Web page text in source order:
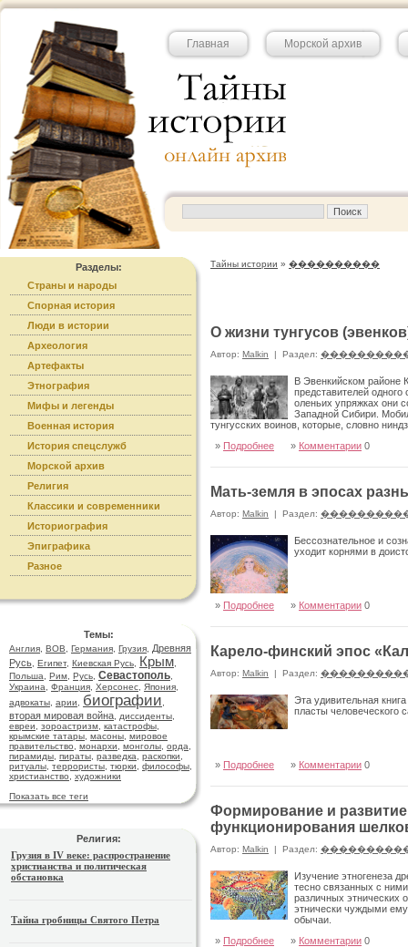
Главная Морской архив
Разделы:
Страны и народы
Спорная история
Люди в истории
Археология
Артефакты
Этнография
Мифы и легенды
Военная история
История спецслужб
Морской архив
Религия
Классики и современники
Историография
Эпиграфика
Разное
Темы:
Англия ВОВ Германия Грузия
Древняя
Русь Египет, Киевская Русь Крым
Польша
Рим Русь Севастополь
Украина
Франция Херсонес Япония
адвокаты арии биографии
вторая мировая война диссиденты
евреи
зороастризм катастрофы
крымские татары масоны мировое
правительство
монархи монголы орда
пирамиды пираты разведка раскопки
ритуалы террористы тюрки философы
христианство
художники
Показать все теги
Религия:
Грузия в IV веке: распространение
христианства и политическая
обстановка
Тайна гробницы Святого Петра
Тайны истории » ����������
О жизни тунгусов
Автор: Malkin | Раздел:
В Эвенкийском районе
представителей
оленьих упряжках они
Западной Сибири.
тунгусских воинов, которые, словно
» Подробнее » Комментарии 0
Мать-земля в эпосах
Автор: Malkin | Раздел:
Бессознательное и
уходит корнями в
» Подробнее » Комментарии 0
Карело-финский эпос
Автор: Malkin | Раздел:
Эта удивительная
пласты человеческого
» Подробнее » Комментарии 0
Формирование и
функционирования
Автор: Malkin | Раздел:
Изучение этногенеза
тесно связанных с
различных этни­ческих
этнически чуждыми
обычаи.
» Подробнее » Комментарии 0